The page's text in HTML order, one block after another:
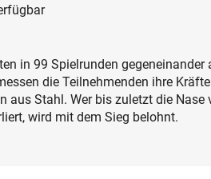
in 99 Spielrunden gegeneinander
die Teilnehmenden ihre
aus Stahl. Wer bis zuletzt die Nase
wird mit dem Sieg belohnt.